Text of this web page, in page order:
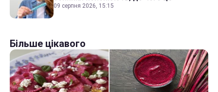
09 серпня 2026, 15:15
Більше цікавого